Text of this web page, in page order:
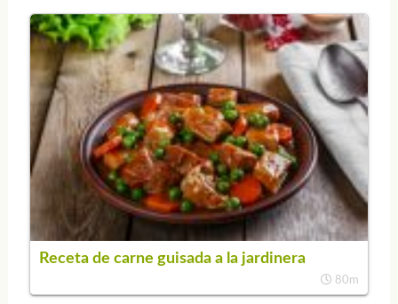
Receta de carne guisada a la jardinera
80m